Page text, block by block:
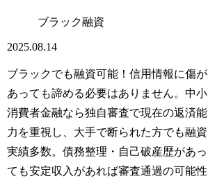
ブラック融資
2025.08.14
ブラックでも融資可能！信用情報に傷が
あっても諦める必要はありません。中小
消費者金融なら独自審査で現在の返済能
力を重視し、大手で断られた方でも融資
実績多数。債務整理・自己破産歴があっ
ても安定収入があれば審査通過の可能性